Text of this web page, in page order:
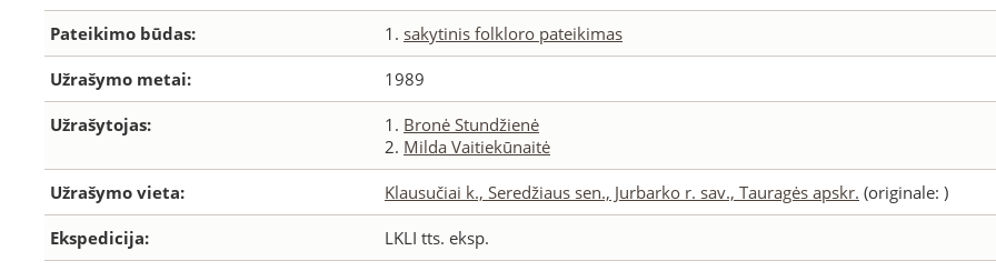
Pateikimo būdas: 1. sakytinis folkloro pateikimas
Užrašymo metai: 1989
Užrašytojas: 1. Bronė Stundžienė
2. Milda Vaitiekūnaitė
Užrašymo vieta: Klausučiai k., Seredžiaus sen., Jurbarko r. sav., Tauragės apskr. (originale: )
Ekspedicija: LKLI tts. eksp.